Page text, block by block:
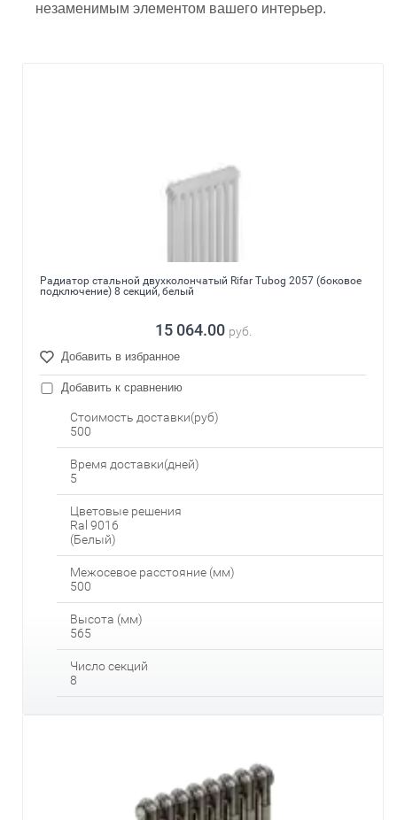
незаменимым элементом вашего интерьер.
Радиатор стальной двухколончатый Rifar Tubog 2057 (боковое
подключение) 8 секций, белый
15 064.00 руб.
Добавить в избранное
Добавить к сравнению
Стоимость доставки(руб)
500
Время доставки(дней)
5
Цветовые решения
Ral 9016
(Белый)
Межосевое расстояние (мм)
500
Высота (мм)
565
Число секций
8